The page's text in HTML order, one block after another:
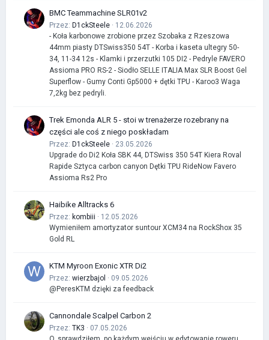
BMC Teammachine SLR01v2
Przez: D1ckSteele · 12.06.2026
- Koła karbonowe zrobione przez Szobaka z Rzeszowa
44mm piasty DTSwiss350 54T - Korba i kaseta ultegry 50-
34, 11-34 12s - Klamki i przerzutki 105 DI2 - Pedryle FAVERO
Assioma PRO RS-2 - Siodło SELLE ITALIA Max SLR Boost Gel
Superflow - Gumy Conti Gp5000 + dętki TPU - Karoo3 Waga
7,2kg bez pedryli.
Trek Emonda ALR 5 - stoi w trenażerze rozebrany na
części ale coś z niego poskładam
Przez: D1ckSteele · 23.05.2026
Upgrade do Di2 Koła SBK 44, DTSwiss 350 54T Kiera Roval
Rapide Sztyca carbon canyon Dętki TPU RideNow Favero
Assioma Rs2 Pro
Haibike Alltracks 6
Przez: kombiii · 12.05.2026
Wymieniłem amortyzator suntour XCM34 na RockShox 35
Gold RL
KTM Myroon Exonic XTR Di2
Przez: wierzbajol · 09.05.2026
@PeresKTM dzięki za feedback
Cannondale Scalpel Carbon 2
Przez: TK3 · 07.05.2026